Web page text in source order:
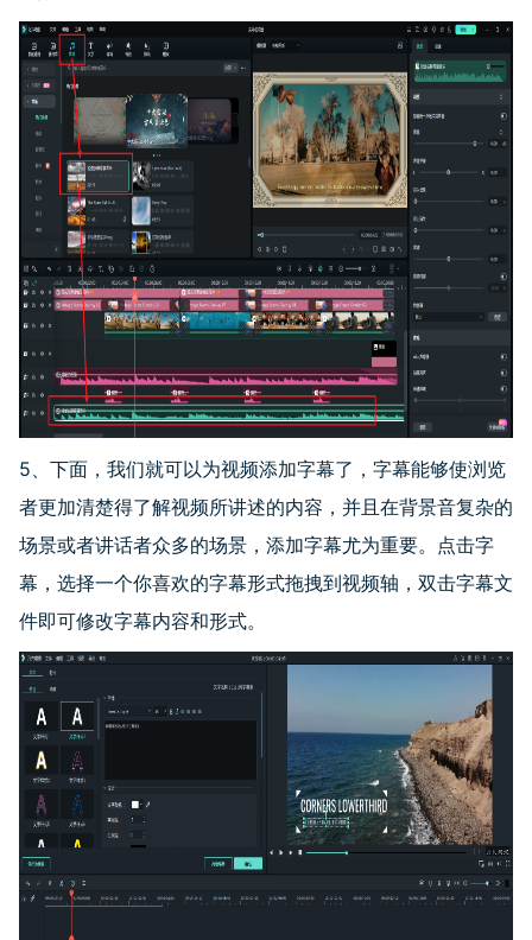
5、下面，我们就可以为视频添加字幕了，字幕能够使浏览
者更加清楚得了解视频所讲述的内容，并且在背景音复杂的
场景或者讲话者众多的场景，添加字幕尤为重要。点击字
幕，选择一个你喜欢的字幕形式拖拽到视频轴，双击字幕文
件即可修改字幕内容和形式。